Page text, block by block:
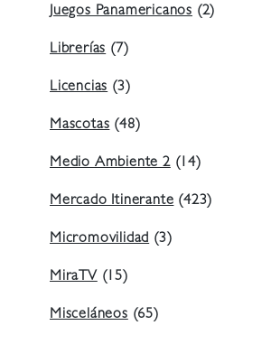
Juegos Panamericanos (2)
Librerías (7)
Licencias (3)
Mascotas (48)
Medio Ambiente 2(14)
Mercado Itinerante (423)
Micromovilidad (3)
MiraTV (15)
Misceláneos (65)